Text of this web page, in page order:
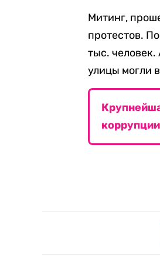
Митинг,
протестов.
тыс.
улицы могли